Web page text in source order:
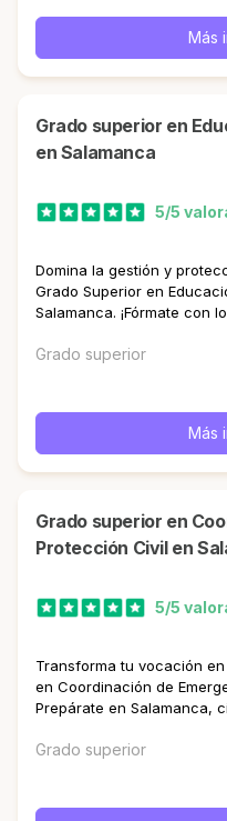
Más
Grado superior en Educación y Control Ambiental
en Salamanca
5/5
Domina la gestión y
Grado Superior en
Salamanca. ¡Fórmate con
Grado superior
Más
Grado superior en Coordinación de Emergencias y
Protección Civil en
5/5
Transforma tu vocación
en Coordinación de
Prepárate en Salamanca,
Grado superior